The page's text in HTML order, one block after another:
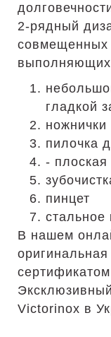
2-рядный
совмещенных
гладкой
пилочка
-
пинцет
стальное
В нашем
Victorinox в